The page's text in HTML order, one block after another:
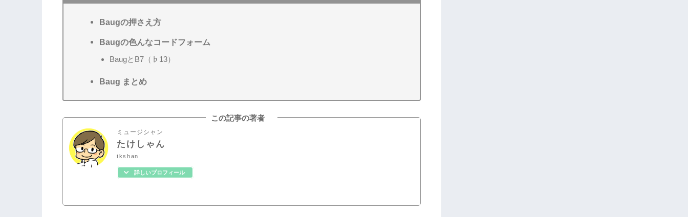
Baugの押さえ方
Baugの色んなコードフォーム
BaugとB7（♭13）
Baug まとめ
この記事の著者
ミュージシャン
たけしゃん
tkshan
詳しいプロフィール